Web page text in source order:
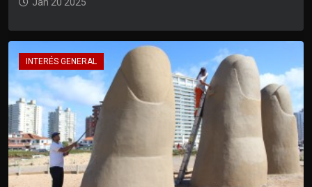
INTERÉS GENERAL